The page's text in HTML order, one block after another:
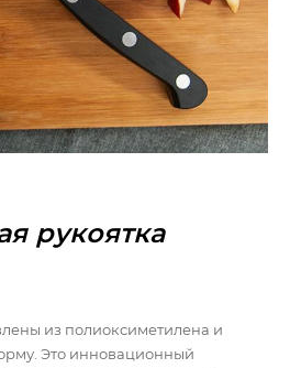
рукоятка
из полиоксиметилена и
Это инновационный